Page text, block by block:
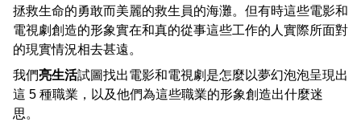
拯救生命的勇敢而美麗的救生員的海灘。但有時這些電影和
電視劇創造的形象實在和真的從事這些工作的人實際所面對
的現實情況相去甚遠。
我們亮生活試圖找出電影和電視劇是怎麼以夢幻泡泡呈現出
這 5 種職業，以及他們為這些職業的形象創造出什麼迷
思。